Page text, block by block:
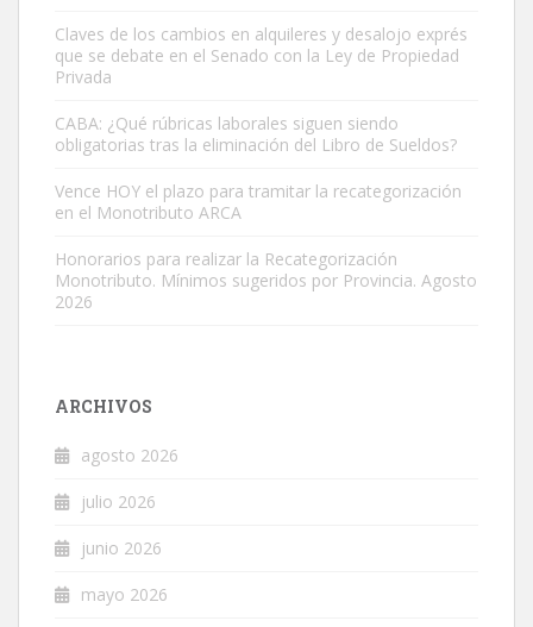
Claves de los cambios en alquileres y desalojo exprés
que se debate en el Senado con la Ley de Propiedad
Privada
CABA: ¿Qué rúbricas laborales siguen siendo
obligatorias tras la eliminación del Libro de Sueldos?
Vence HOY el plazo para tramitar la recategorización
en el Monotributo ARCA
Honorarios para realizar la Recategorización
Monotributo. Mínimos sugeridos por Provincia. Agosto
2026
ARCHIVOS
agosto 2026
julio 2026
junio 2026
mayo 2026